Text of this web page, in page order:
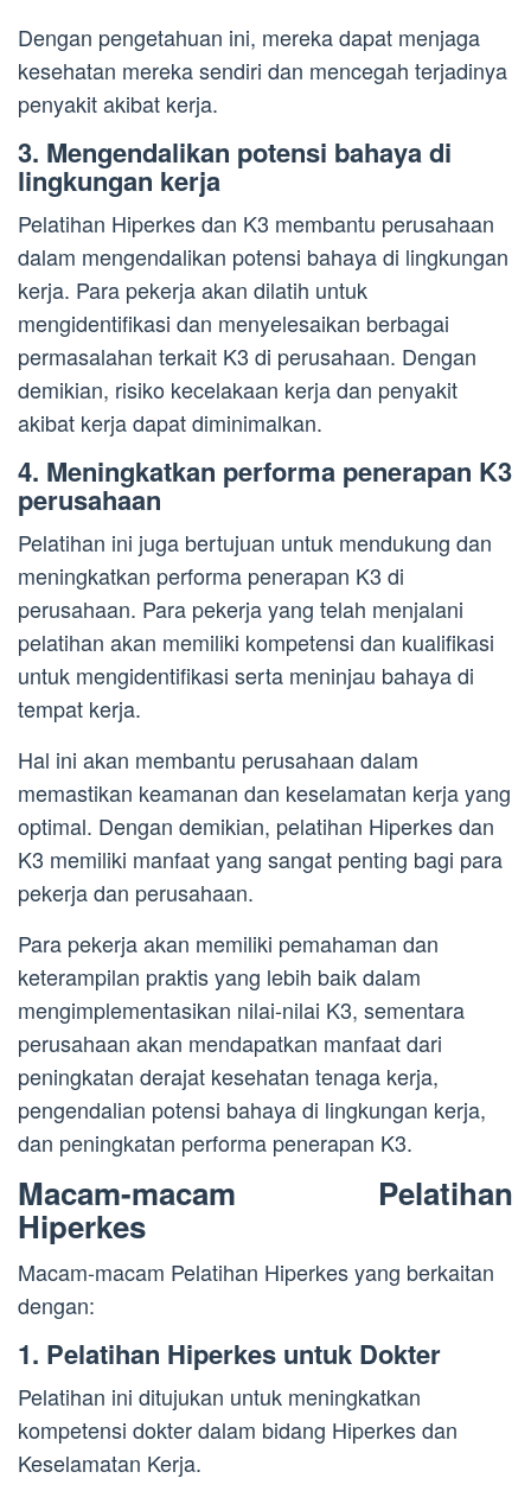
Dengan pengetahuan ini, mereka dapat menjaga
kesehatan mereka sendiri dan mencegah terjadinya
penyakit akibat kerja.
3. Mengendalikan potensi bahaya di
lingkungan kerja
Pelatihan Hiperkes dan K3 membantu perusahaan
dalam mengendalikan potensi bahaya di lingkungan
kerja. Para pekerja akan dilatih untuk
mengidentifikasi dan menyelesaikan berbagai
permasalahan terkait K3 di perusahaan. Dengan
demikian, risiko kecelakaan kerja dan penyakit
akibat kerja dapat diminimalkan.
4. Meningkatkan performa penerapan K3
perusahaan
Pelatihan ini juga bertujuan untuk mendukung dan
meningkatkan performa penerapan K3 di
perusahaan. Para pekerja yang telah menjalani
pelatihan akan memiliki kompetensi dan kualifikasi
untuk mengidentifikasi serta meninjau bahaya di
tempat kerja.
Hal ini akan membantu perusahaan dalam
memastikan keamanan dan keselamatan kerja yang
optimal. Dengan demikian, pelatihan Hiperkes dan
K3 memiliki manfaat yang sangat penting bagi para
pekerja dan perusahaan.
Para pekerja akan memiliki pemahaman dan
keterampilan praktis yang lebih baik dalam
mengimplementasikan nilai-nilai K3, sementara
perusahaan akan mendapatkan manfaat dari
peningkatan derajat kesehatan tenaga kerja,
pengendalian potensi bahaya di lingkungan kerja,
dan peningkatan performa penerapan K3.
Macam-macam Pelatihan
Hiperkes
Macam-macam Pelatihan Hiperkes yang berkaitan
dengan:
1. Pelatihan Hiperkes untuk Dokter
Pelatihan ini ditujukan untuk meningkatkan
kompetensi dokter dalam bidang Hiperkes dan
Keselamatan Kerja.